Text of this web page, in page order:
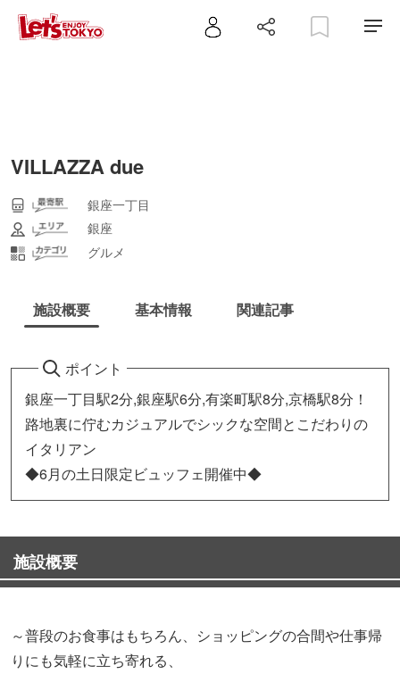
VILLAZZA due
銀座一丁目
銀座
グルメ
施設概要 基本情報 関連記事
ポイント
銀座一丁目駅2分,銀座駅6分,有楽町駅8分,京橋駅8分！
路地裏に佇むカジュアルでシックな空間とこだわりの
イタリアン
◆6月の土日限定ビュッフェ開催中◆
施設概要
～普段のお食事はもちろん、ショッピングの合間や仕事帰
りにも気軽に立ち寄れる、